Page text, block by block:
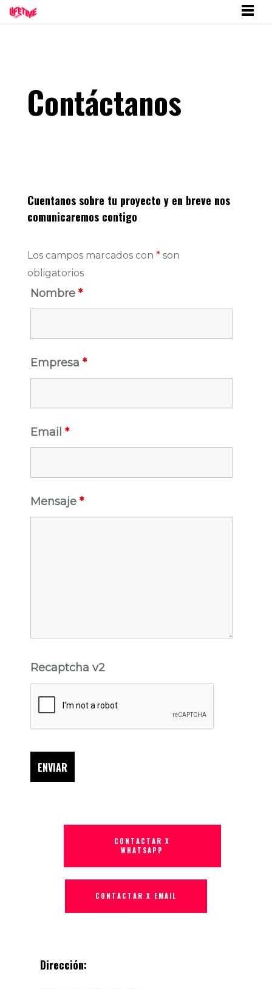
Contáctanos
Cuentanos sobre tu proyecto y en breve nos
comunicaremos contigo
Los campos marcados con * son
obligatorios
Nombre *
Empresa *
Email *
Mensaje *
Recaptcha v2
CONTACTAR X
WHATSAPP
CONTACTAR X EMAIL
Dirección: